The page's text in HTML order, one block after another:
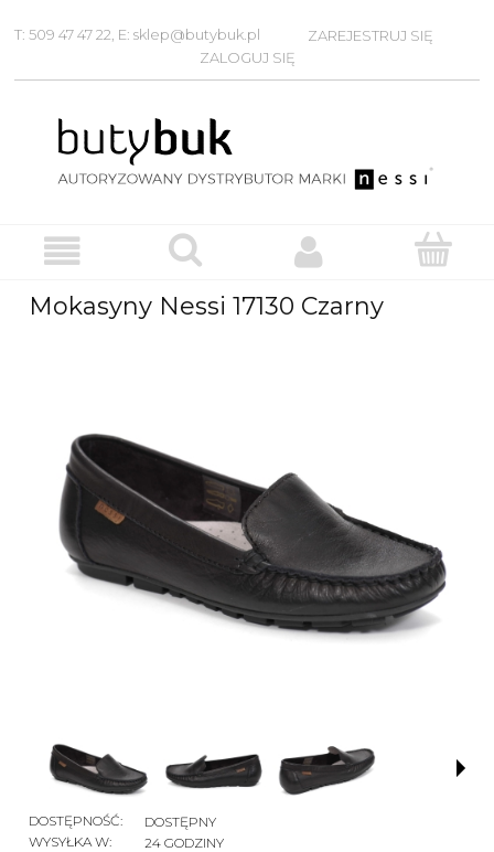
T: 509 47 47 22, E: sklep@butybuk.pl
ZAREJESTRUJ SIĘ
ZALOGUJ SIĘ
Mokasyny Nessi 17130 Czarny
DOSTĘPNOŚĆ:
DOSTĘPNY
WYSYŁKA W:
24 GODZINY